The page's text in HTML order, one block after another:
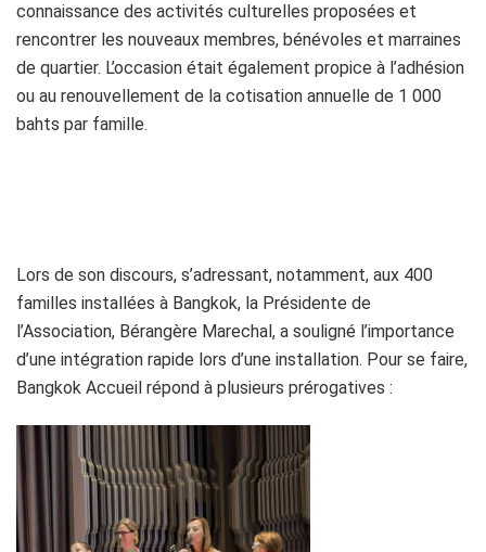
connaissance des activités culturelles proposées et
rencontrer les nouveaux membres, bénévoles et marraines
de quartier. L’occasion était également propice à l’adhésion
ou au renouvellement de la cotisation annuelle de 1 000
bahts par famille.
Lors de son discours, s’adressant, notamment, aux 400
familles installées à Bangkok, la Présidente de
l’Association, Bérangère Marechal, a souligné l’importance
d’une intégration rapide lors d’une installation. Pour se faire,
Bangkok Accueil répond à plusieurs prérogatives :